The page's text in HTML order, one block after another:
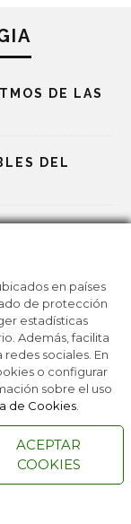
en países
de protección
estadísticas
Además, facilita
sociales. En
o configurar
sobre el uso
de Cookies
ACEPTAR
COOKIES
DE LAS
DEL
LA IA
SIN IA